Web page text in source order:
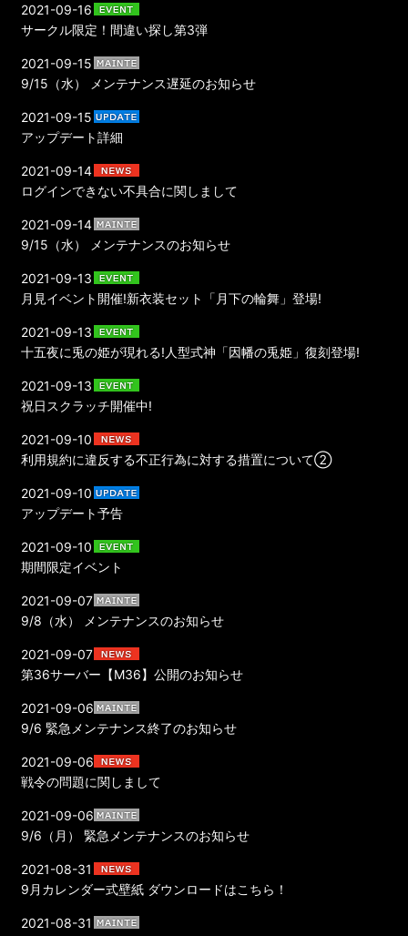
サークル限定！間違い探し第3弾
2021-09-16
9/15（水） メンテナンス遅延のお知らせ
2021-09-15
アップデート詳細
2021-09-15
ログインできない不具合に関しまして
2021-09-14
9/15（水） メンテナンスのお知らせ
2021-09-14
月見イベント開催!新衣装セット「月下の輪舞」登場!
2021-09-13
十五夜に兎の姫が現れる!人型式神「因幡の兎姫」復刻登場!
2021-09-13
祝日スクラッチ開催中!
2021-09-13
利用規約に違反する不正行為に対する措置について②
2021-09-10
アップデート予告
2021-09-10
期間限定イベント
2021-09-10
9/8（水） メンテナンスのお知らせ
2021-09-07
第36サーバー【M36】公開のお知らせ
2021-09-07
9/6 緊急メンテナンス終了のお知らせ
2021-09-06
戦令の問題に関しまして
2021-09-06
9/6（月） 緊急メンテナンスのお知らせ
2021-09-06
9月カレンダー式壁紙 ダウンロードはこちら！
2021-08-31
2021-08-31